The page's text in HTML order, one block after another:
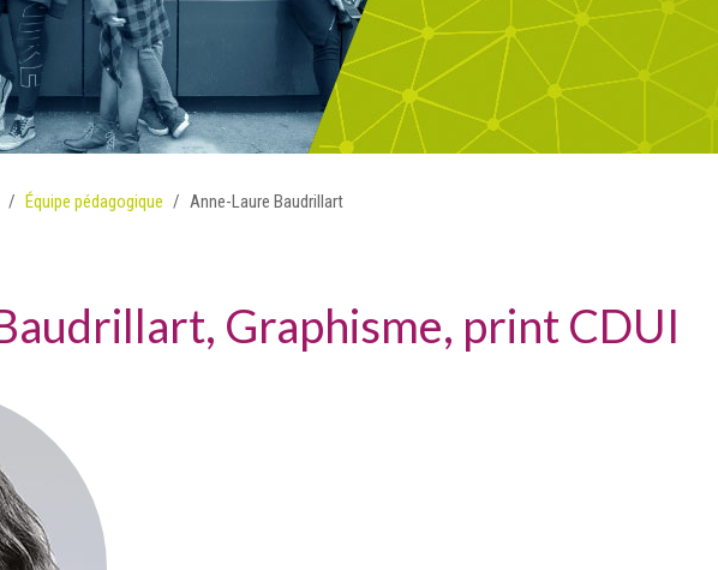
Équipe pédagogique Anne-Laure Baudrillart
Graphisme, print CDUI